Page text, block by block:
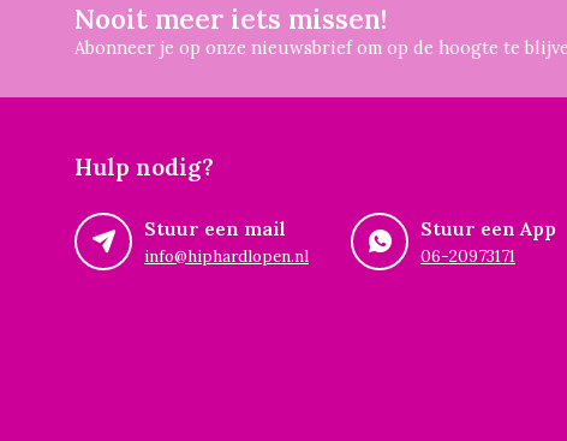
Nooit meer iets missen!
Abonneer je op onze nieuwsbrief om op de hoogte te
Hulp nodig?
Stuur een mail
info@hiphardlopen.nl
Stuur een App
06-20973171